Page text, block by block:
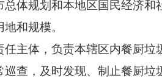
体规划和本地区国民经济和
和规模。
体，负责本辖区内餐厨垃
，及时发现、制止餐厨垃